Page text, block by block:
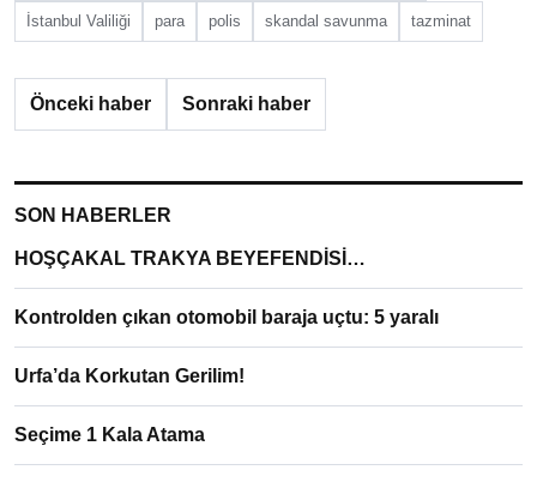
İstanbul Valiliği para polis skandal savunma tazminat
Önceki haber Sonraki haber
SON HABERLER
HOŞÇAKAL TRAKYA BEYEFENDİSİ…
Kontrolden çıkan otomobil baraja uçtu: 5 yaralı
Urfa’da Korkutan Gerilim!
Seçime 1 Kala Atama